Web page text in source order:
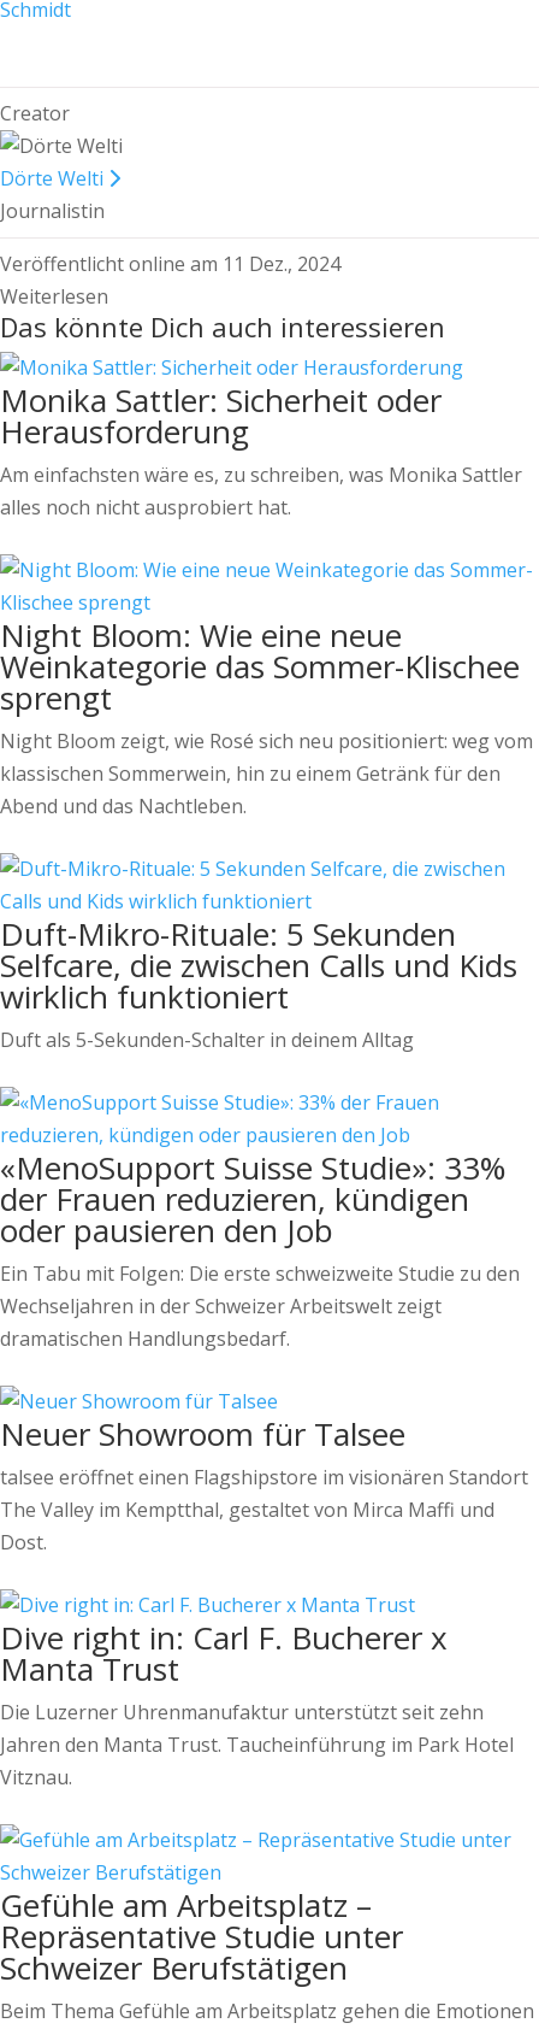
Schmidt
Creator
Dörte Welti
Journalistin
Veröffentlicht online am 11 Dez., 2024
Weiterlesen
Das könnte Dich auch interessieren
Monika Sattler: Sicherheit oder
Herausforderung
Am einfachsten wäre es, zu schreiben, was Monika Sattler
alles noch nicht ausprobiert hat.
Night Bloom: Wie eine neue
Weinkategorie das Sommer-Klischee
sprengt
Night Bloom zeigt, wie Rosé sich neu positioniert: weg vom
klassischen Sommerwein, hin zu einem Getränk für den
Abend und das Nachtleben.
Duft-Mikro-Rituale: 5 Sekunden
Selfcare, die zwischen Calls und Kids
wirklich funktioniert
Duft als 5-Sekunden-Schalter in deinem Alltag
«MenoSupport Suisse Studie»: 33%
der Frauen reduzieren, kündigen
oder pausieren den Job
Ein Tabu mit Folgen: Die erste schweizweite Studie zu den
Wechseljahren in der Schweizer Arbeitswelt zeigt
dramatischen Handlungsbedarf.
Neuer Showroom für Talsee
talsee eröffnet einen Flagshipstore im visionären Standort
The Valley im Kemptthal, gestaltet von Mirca Maffi und
Dost.
Dive right in: Carl F. Bucherer x
Manta Trust
Die Luzerner Uhrenmanufaktur unterstützt seit zehn
Jahren den Manta Trust. Taucheinführung im Park Hotel
Vitznau.
Gefühle am Arbeitsplatz –
Repräsentative Studie unter
Schweizer Berufstätigen
Beim Thema Gefühle am Arbeitsplatz gehen die Emotionen